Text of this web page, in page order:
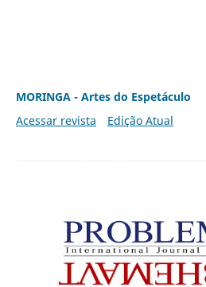
MORINGA - Artes do Espetáculo
Acessar revista
Edição Atual